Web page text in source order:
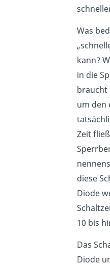
Was
kann?
in die
braucht
um den
Zeit
diese
Diode
10 bis
Das
Diode